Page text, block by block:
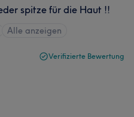
spitze für die Haut !!
Alle anzeigen
Verifizierte Bewertung